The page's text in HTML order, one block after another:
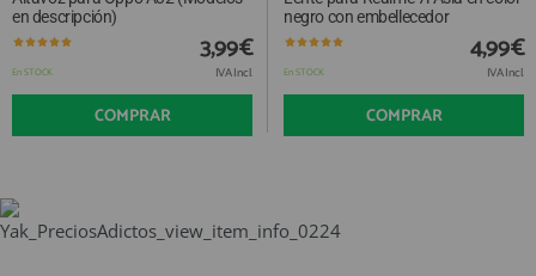
en descripción)
En STOCK
3,99€
IVA Incl.
COMPRAR
negro con embellecedor
En STOCK
4,99€
IVA Incl.
COMPRAR